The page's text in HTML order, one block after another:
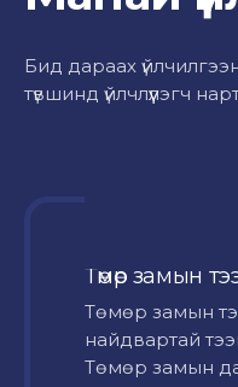
Бид дараах
түвшинд үйлчлүүлэгч
Төмөр замын
Төмөр замын
найдвартай
Төмөр замын